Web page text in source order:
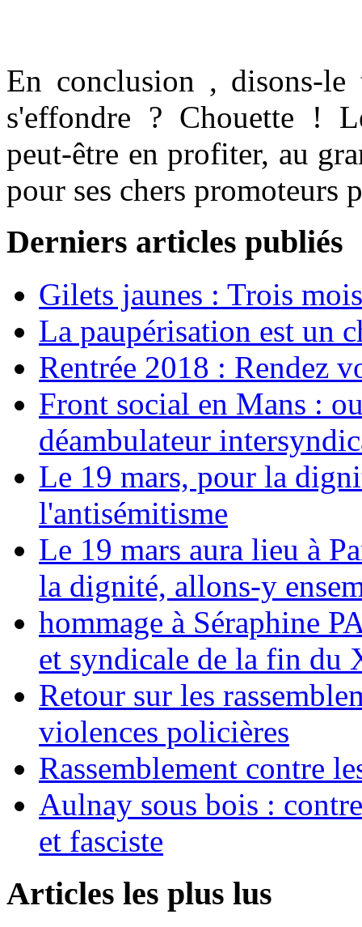
En conclusion , disons-
s'effondre ? Chouette !
peut-être en profiter, au
pour ses chers promoteurs
Derniers articles publiés
Gilets jaunes : Trois
La paupérisation est un
Rentrée 2018 : Rendez
Front social en Mans :
déambulateur
Le 19 mars, pour la
l'antisémitisme
Le 19 mars aura lieu à
la dignité, allons-y
hommage à Séraphine
et syndicale de la fin du
Retour sur les
violences policières
Rassemblement contre
Aulnay sous bois :
et fasciste
Articles les plus lus